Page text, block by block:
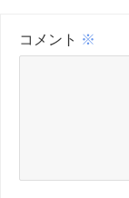
コメント ※